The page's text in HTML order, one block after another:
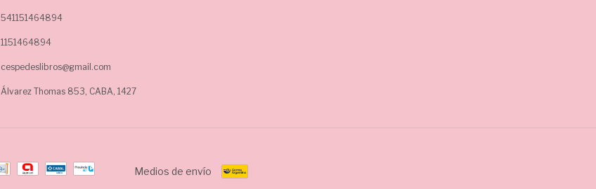
541151464894
1151464894
cespedeslibros@gmail.com
Álvarez Thomas 853, CABA, 1427
Medios de envío